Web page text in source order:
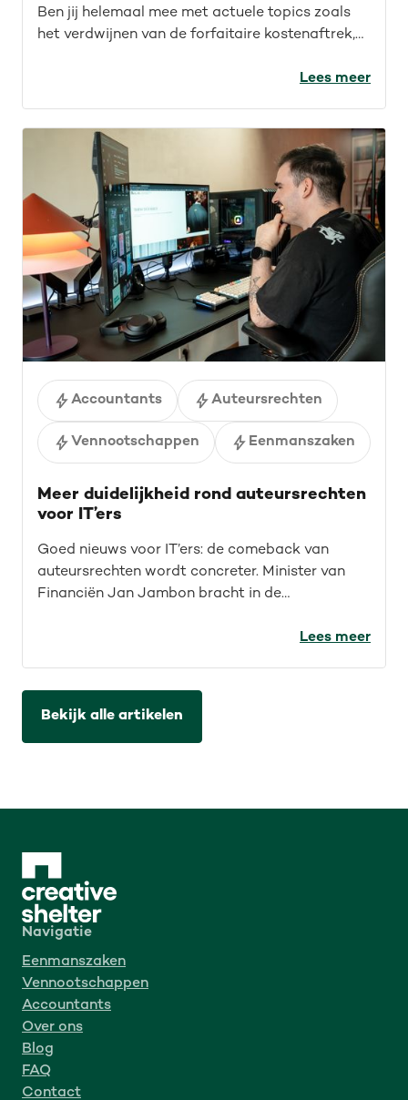
Ben jij helemaal mee met actuele topics zoals
het verdwijnen van de forfaitaire kostenaftrek,
IT-sector? Lees de recap van ons webinar en
Lees meer
Accountants Auteursrechten
Vennootschappen Eenmanszaken
Meer duidelijkheid rond auteursrechten
voor IT’ers
Goed nieuws voor IT’ers: de comeback van
auteursrechten wordt concreter. Minister van
Financiën Jan Jambon bracht in de
auteursrechten voor de IT-sector. Wat werd er
Lees meer
Bekijk alle artikelen
Navigatie
Eenmanszaken
Vennootschappen
Accountants
Over ons
Blog
FAQ
Contact